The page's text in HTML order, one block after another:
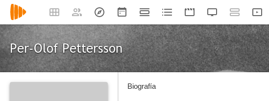
Per-Olof Pettersson
Biografía